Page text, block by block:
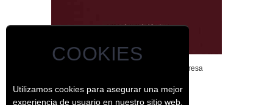
COOKIES
Utilizamos cookies para asegurar una mejor
experiencia de usuario en nuestro sitio web.
El pacto de permanencia en la empresa